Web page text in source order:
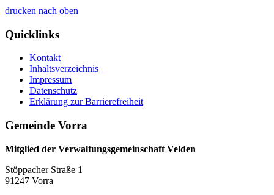
drucken nach oben
Quicklinks
Kontakt
Inhaltsverzeichnis
Impressum
Datenschutz
Erklärung zur Barrierefreiheit
Gemeinde Vorra
Mitglied der Verwaltungsgemeinschaft Velden
Stöppacher Straße 1
91247 Vorra